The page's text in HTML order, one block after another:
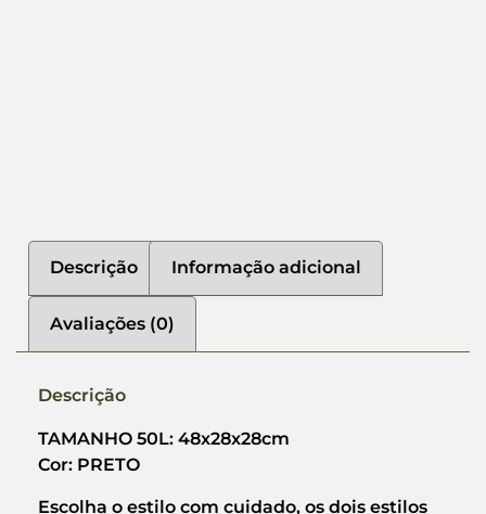
Descrição Informação adicional
Avaliações (0)
Descrição
TAMANHO 50L: 48x28x28cm
Cor: PRETO
Escolha o estilo com cuidado, os dois estilos